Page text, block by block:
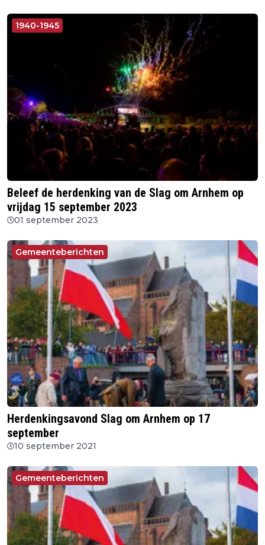
1940-1945
Beleef de herdenking van de Slag om Arnhem op
vrijdag 15 september 2023
01 september 2023
Gemeenteberichten
Herdenkingsavond Slag om Arnhem op 17
september
10 september 2021
Gemeenteberichten